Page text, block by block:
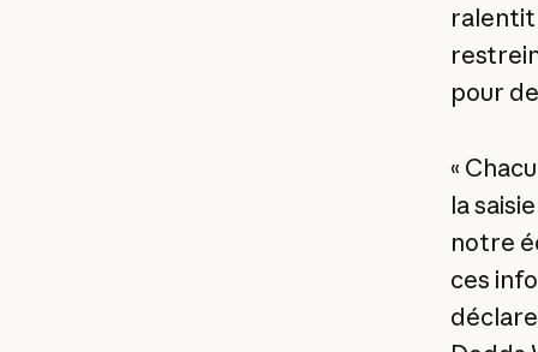
ralentit
pour
«
la
notre
ces